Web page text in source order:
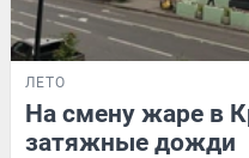
ЛЕТО
На смену жаре в
затяжные дожди